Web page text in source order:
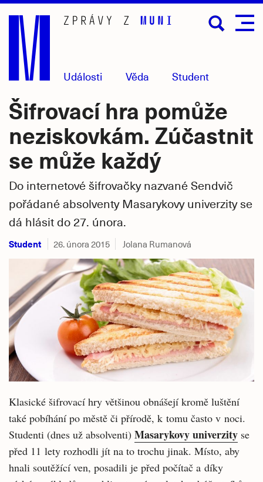
Přejít
hlavní
obsah
Události Věda Student
Šifrovací hra pomůže
neziskovkám. Zúčastnit
se může každý
Do internetové šifrovačky nazvané Sendvič
pořádané absolventy Masarykovy univerzity se
dá hlásit do 27. února.
Student 26. února 2015 Jolana Rumanová
Klasické šifrovací hry většinou obnášejí kromě luštění
také pobíhání po městě či přírodě, k tomu často v noci.
Studenti (dnes už absolventi) Masarykovy univerzity se
před 11 lety rozhodli jít na to trochu jinak. Místo, aby
hnali soutěžící ven, posadili je před počítač a díky